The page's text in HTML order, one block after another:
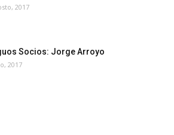
2017
Socios: Jorge Arroyo
2017